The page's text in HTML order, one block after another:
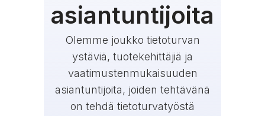
asiantuntijoita
Olemme joukko tietoturvan
ystäviä, tuotekehittäjiä ja
vaatimustenmukaisuuden
asiantuntijoita, joiden tehtävänä
on tehdä tietoturvatyöstä